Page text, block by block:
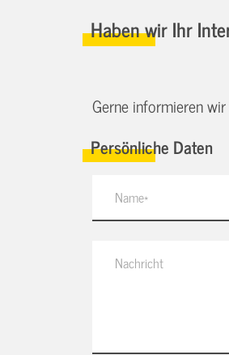
Haben wir Ihr
Gerne informieren
Persönliche Daten